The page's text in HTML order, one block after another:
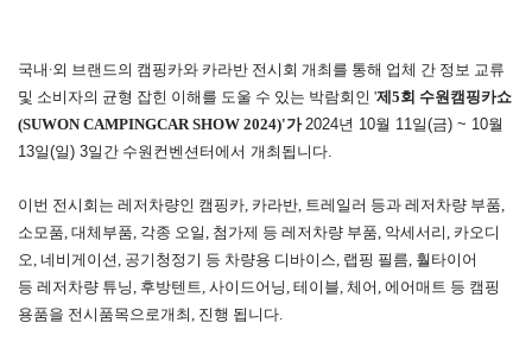
국내∙외 브랜드의 캠핑카와 카라반 전시회 개최를 통해 업체 간 정보 교류
및 소비자의 균형 잡힌 이해를 도울 수 있는 박람회인 '제5회 수원캠핑카쇼
(SUWON CAMPINGCAR SHOW 2024)'가2024년 10월 11일(금) ~ 10월
13일(일) 3일간 수원컨벤션터에서 개최됩니다.
이번 전시회는 레저차량인 캠핑카, 카라반, 트레일러 등과 레저차량 부품,
소모품, 대체부품, 각종 오일, 첨가제 등 레저차량 부품, 악세서리, 카오디
오, 네비게이션, 공기청정기 등 차량용 디바이스, 랩핑 필름, 훨타이어
등 레저차량 튜닝, 후방텐트, 사이드어닝, 테이블, 체어, 에어매트 등 캠핑
용품을 전시품목으로개최, 진행 됩니다.